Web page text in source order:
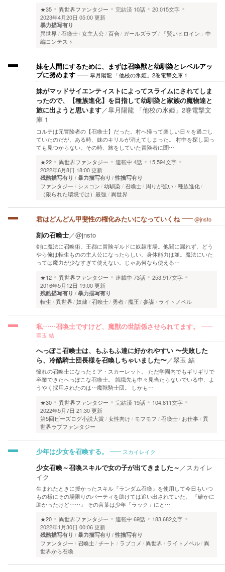
★35
異世界ファンタジー 完結済 10話
20,015文字
2023年4月20日 05:00 更新
暴力描写有り
異世界 召喚士 女主人公 百合 ガールズラブ
「賢いヒロイン」中
編コンテスト
妹を人間にするために、まずは召喚獣と幼馴染とレベルアッ
プに努めます
皐月陽龍 「他校の氷姫」2巻電撃文庫 1
妹がマッドサイエンティストによってスライムにされてしま
ったので、【種族進化】を目指して幼馴染と家族の魔物達と
旅に出ようと思います／皐月陽龍 「他校の氷姫」2巻電撃文
庫 1
コルテは元冒険者の【召喚士】だった。村へ帰って楽しい日々を過ごし
ていたのだが、ある時、妹のキリルが消えてしまった。 村中を探し回っ
ても見つからない。その時、旅をしていた冒険者に聞…
★22
異世界ファンタジー 連載中 4話
15,594文字
2022年6月8日 18:00 更新
残酷描写有り 暴力描写有り 性描写有り
ファンタジー シスコン 幼馴染 召喚士 周りが強い 種族進化
（限られた環境では）最強 異世界
君はどんどん甲斐性の権化みたいになっていくね @jnsto
刻の召喚士／@jnsto
剣に魔法に召喚術。王都に冒険ギルドに奴隷市場。他聞に漏れず、どう
やら俺は転生ものの主人公になったらしい。身体能力は並。魔法にいた
っては魔力が少なすぎて使えない。じゃあ何なら使える…
★12
異世界ファンタジー 連載中 73話
253,917文字
2016年5月12日 19:00 更新
残酷描写有り 暴力描写有り
転生 異世界 奴隷 召喚士 勇者 魔王 参謀 ライトノベル
私……召喚士ですけど、魔獣の世話係させられてます。
翠玉 結
へっぽこ召喚士は、もふもふ達に好かれやすい 〜失敗した
ら、冷酷騎士団長様を召喚しちゃいました〜／翠玉 結
憧れの召喚士になったミア・スカーレット。 ただ学園内でもギリギリで
卒業できたへっぽこな召喚士。 就職先も中々見当たらないでいる中、よ
うやく採用されたのは…魔獣騎士団。 しかも…
★30
異世界ファンタジー 完結済 19話
104,811文字
2022年5月7日 21:30 更新
第5回ビーズログ小説大賞 女性向け モフモフ 召喚士 お仕事 異
世界ラブファンタジー
少年は少女を召喚する。 スカイレイク
少女召喚～召喚スキルで女の子が出てきました～ ／ スカイレ
イク
生まれたときに授かったスキル『ランダム召喚』を使用して今日もいつ
もの様にその場限りのパーティを助けては追い出されていた。 『確かに
助かったけど……』 その言葉は少年「ラック」にと…
★20
異世界ファンタジー 連載中 69話
183,682文字
2022年1月30日 00:06 更新
残酷描写有り 暴力描写有り 性描写有り
ファンタジー 召喚士 チート ラブコメ 異世界 ライトノベル 異
世界から召喚